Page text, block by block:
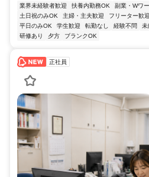
業界未経験者歓迎 扶養内勤務OK 副業・Wワ
土日祝のみOK
主婦・主夫歓迎 フリーター歓迎
平日のみOK
学生歓迎 転勤なし 経験不問 未
研修あり
夕方 ブランクOK
正社員